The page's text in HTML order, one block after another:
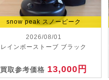
snow peak スノーピーク
2026/08/01
レインボーストーブ ブラック
買取参考価格 13,000円